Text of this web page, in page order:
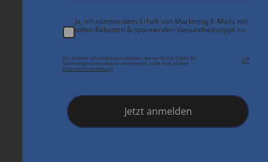
Ja, ich stimme dem Erhalt von Marketing E-Mails mit
tollen Rabatten & spannenden Gesundheitstipps zu.
Für weitere Informationen darüber, wie wir Deine Daten für
Marketingkommunikation verarbeiten, bitte lese unsere
Datenschutzerklärung
Jetzt anmelden